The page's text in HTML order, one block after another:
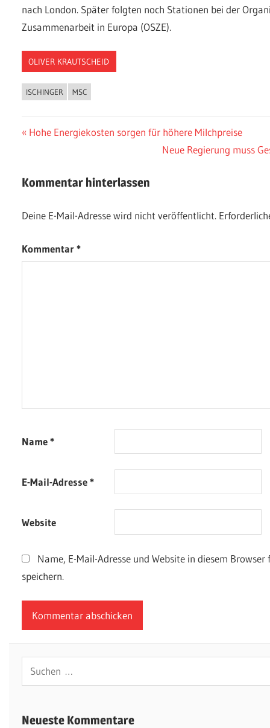
nach London. Später folgten noch Stationen bei der
Zusammenarbeit in Europa (OSZE).
OLIVER KRAUTSCHEID
ISCHINGER MSC
Beitragsnavigation
Vorheriger
Hohe Energiekosten sorgen für höhere Milchpreise
Nächster
Neue Regierung muss
Kommentar hinterlassen
Deine E-Mail-Adresse wird nicht veröffentlicht.
Kommentar*
Name*
E-Mail-Adresse*
Website
Name, E-Mail-Adresse und Website in diesem
speichern.
Suchen
nach:
Neueste Kommentare